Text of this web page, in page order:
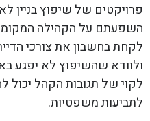
פרויקטים של שיפוץ בניין
השפעתם על הקהילה
לקחת בחשבון את צורכי
ולוודא שהשיפוץ לא יפגע
לקוי של תגובות הקהל יכול
לתביעות משפטיות.